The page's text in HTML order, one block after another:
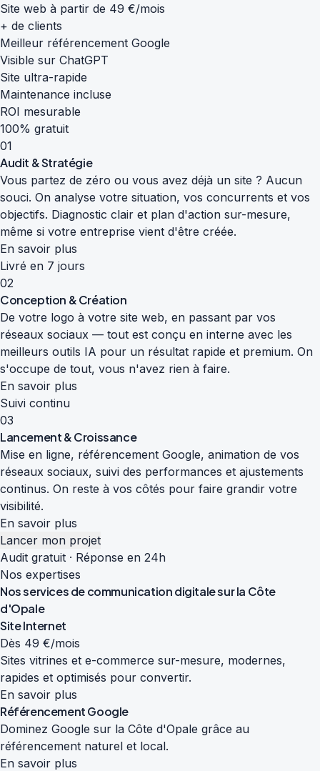
Site web à partir de 49 €/mois
+ de clients
Meilleur référencement Google
Visible sur ChatGPT
Site ultra-rapide
Maintenance incluse
ROI mesurable
100% gratuit
01
Audit & Stratégie
Vous partez de zéro ou vous avez déjà un site ? Aucun
souci. On analyse votre situation, vos concurrents et vos
objectifs. Diagnostic clair et plan d'action sur-mesure,
même si votre entreprise vient d'être créée.
En savoir plus
Livré en 7 jours
02
Conception & Création
De votre logo à votre site web, en passant par vos
réseaux sociaux — tout est conçu en interne avec les
meilleurs outils IA pour un résultat rapide et premium. On
s'occupe de tout, vous n'avez rien à faire.
En savoir plus
Suivi continu
03
Lancement & Croissance
Mise en ligne, référencement Google, animation de vos
réseaux sociaux, suivi des performances et ajustements
continus. On reste à vos côtés pour faire grandir votre
visibilité.
En savoir plus
Lancer mon projet
Audit gratuit · Réponse en 24h
Nos expertises
Nos services decommunication digitalesur la Côte
d'Opale
Site Internet
Dès 49 €/mois
Sites vitrines et e-commerce sur-mesure, modernes,
rapides et optimisés pour convertir.
En savoir plus
Référencement Google
Dominez Google sur la Côte d'Opale grâce au
référencement naturel et local.
En savoir plus